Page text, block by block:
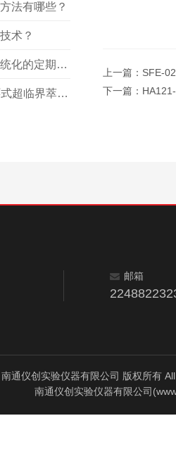
法有哪些？
术？
岩心分析离心机系统化的定期保养方法分享
二萃二分CO2循环式超临界萃取装置
上一篇： SFE-
下一篇：
邮箱
通仪创实验仪器有限公司 版权所有
南通仪创实验仪器有限公司